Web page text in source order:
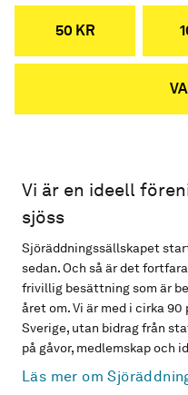
50 KR
Vi är en ideell
sjöss
Sjöräddningssällskapet
sedan. Och så är det
frivillig besättning som är
året om. Vi är med i cirka
Sverige, utan bidrag från
på gåvor, medlemskap och
Läs mer om